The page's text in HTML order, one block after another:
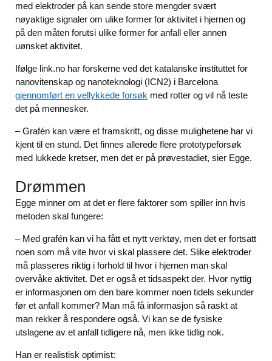
med elektroder på kan sende store mengder svært
nøyaktige signaler om ulike former for aktivitet i hjernen og
på den måten forutsi ulike former for anfall eller annen
uønsket aktivitet.
Ifølge link.no har forskerne ved det katalanske instituttet for
nanovitenskap og nanoteknologi (ICN2) i Barcelona
gjennomført en vellykkede forsøk med rotter og vil nå teste
det på mennesker.
– Grafén kan være et framskritt, og disse mulighetene har vi
kjent til en stund. Det finnes allerede flere prototypeforsøk
med lukkede kretser, men det er på prøvestadiet, sier Egge.
Drømmen
Egge minner om at det er flere faktorer som spiller inn hvis
metoden skal fungere:
– Med grafén kan vi ha fått et nytt verktøy, men det er fortsatt
noen som må vite hvor vi skal plassere det. Slike elektroder
må plasseres riktig i forhold til hvor i hjernen man skal
overvåke aktivitet. Det er også et tidsaspekt der. Hvor nyttig
er informasjonen om den bare kommer noen tidels sekunder
før et anfall kommer? Man må få informasjon så raskt at
man rekker å respondere også. Vi kan se de fysiske
utslagene av et anfall tidligere nå, men ikke tidlig nok.
Han er realistisk optimist: